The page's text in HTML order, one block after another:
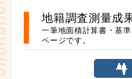
地籍調査測量成
一筆地面積計算書・基
ページです。